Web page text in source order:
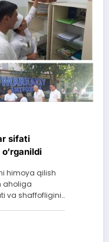
sifati
himoya qilish
aholiga
va shaffofligini…